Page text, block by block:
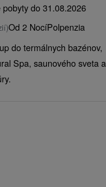
do 31.08.2026
Od 2 NocíPolpenzia
do termálnych bazénov,
Spa, saunového sveta a